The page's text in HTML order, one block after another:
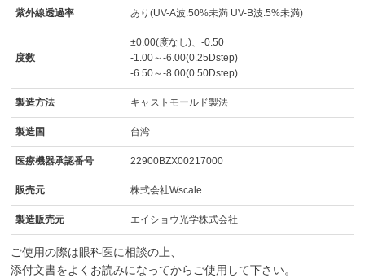
紫外線透過率 あり(UV-A波:50%未満 UV-B波:5%未満)
度数
±0.00(度なし)、-0.50
-1.00～-6.00(0.25Dstep)
-6.50～-8.00(0.50Dstep)
製造方法 キャストモールド製法
製造国 台湾
医療機器承認番号 22900BZX00217000
販売元 株式会社Wscale
製造販売元 エイショウ光学株式会社
ご使用の際は眼科医に相談の上、
添付文書をよくお読みになってからご使用して下さい。